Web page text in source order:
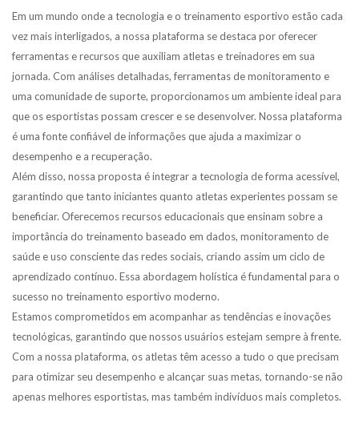
Em um mundo onde a tecnologia e o treinamento esportivo estão cada
vez mais interligados, a nossa plataforma se destaca por oferecer
ferramentas e recursos que auxiliam atletas e treinadores em sua
jornada. Com análises detalhadas, ferramentas de monitoramento e
uma comunidade de suporte, proporcionamos um ambiente ideal para
que os esportistas possam crescer e se desenvolver. Nossa plataforma
é uma fonte confiável de informações que ajuda a maximizar o
desempenho e a recuperação.
Além disso, nossa proposta é integrar a tecnologia de forma acessível,
garantindo que tanto iniciantes quanto atletas experientes possam se
beneficiar. Oferecemos recursos educacionais que ensinam sobre a
importância do treinamento baseado em dados, monitoramento de
saúde e uso consciente das redes sociais, criando assim um ciclo de
aprendizado contínuo. Essa abordagem holística é fundamental para o
sucesso no treinamento esportivo moderno.
Estamos comprometidos em acompanhar as tendências e inovações
tecnológicas, garantindo que nossos usuários estejam sempre à frente.
Com a nossa plataforma, os atletas têm acesso a tudo o que precisam
para otimizar seu desempenho e alcançar suas metas, tornando-se não
apenas melhores esportistas, mas também indivíduos mais completos.